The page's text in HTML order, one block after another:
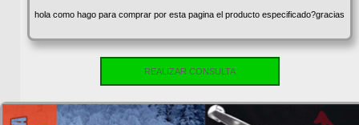
hola como hago para comprar por esta pagina el producto especificado?gracias
REALIZAR CONSULTA